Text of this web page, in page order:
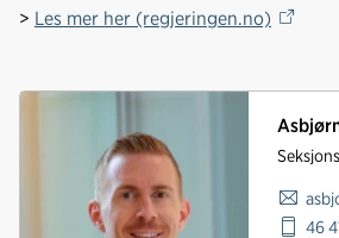
> Les mer her (regjeringen.no)
46